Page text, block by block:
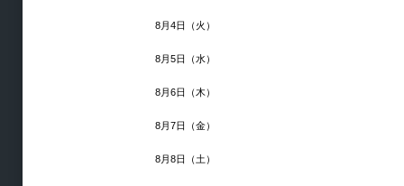
8月4日（火）
8月5日（水）
8月6日（木）
8月7日（金）
8月8日（土）